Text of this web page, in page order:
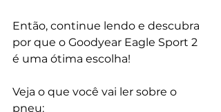
Então, continue lendo e descubra
por que o Goodyear Eagle Sport 2
é uma ótima escolha!
Veja o que você vai ler sobre o
pneu: